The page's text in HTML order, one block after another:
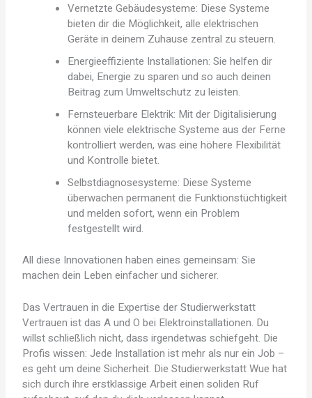
Vernetzte Gebäudesysteme: Diese Systeme
bieten dir die Möglichkeit, alle elektrischen
Geräte in deinem Zuhause zentral zu steuern.
Energieeffiziente Installationen: Sie helfen dir
dabei, Energie zu sparen und so auch deinen
Beitrag zum Umweltschutz zu leisten.
Fernsteuerbare Elektrik: Mit der Digitalisierung
können viele elektrische Systeme aus der Ferne
kontrolliert werden, was eine höhere Flexibilität
und Kontrolle bietet.
Selbstdiagnosesysteme: Diese Systeme
überwachen permanent die Funktionstüchtigkeit
und melden sofort, wenn ein Problem
festgestellt wird.
All diese Innovationen haben eines gemeinsam: Sie
machen dein Leben einfacher und sicherer.
Das Vertrauen in die Expertise der Studierwerkstatt
Vertrauen ist das A und O bei Elektroinstallationen. Du
willst schließlich nicht, dass irgendetwas schiefgeht. Die
Profis wissen: Jede Installation ist mehr als nur ein Job –
es geht um deine Sicherheit. Die Studierwerkstatt Wue hat
sich durch ihre erstklassige Arbeit einen soliden Ruf